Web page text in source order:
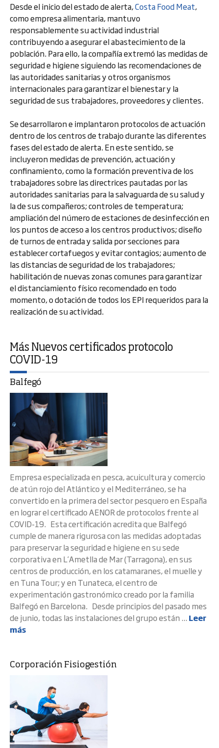
Desde el inicio del estado de alerta,Costa Food Meat,
como empresa alimentaria, mantuvo
responsablemente su actividad industrial
contribuyendo a asegurar el abastecimiento de la
población. Para ello, la compañía extremó las medidas de
seguridad e higiene siguiendo las recomendaciones de
las autoridades sanitarias y otros organismos
internacionales para garantizar el bienestar y la
seguridad de sus trabajadores, proveedores y clientes.
Se desarrollaron e implantaron protocolos de actuación
dentro de los centros de trabajo durante las diferentes
fases del estado de alerta. En este sentido, se
incluyeron medidas de prevención, actuación y
confinamiento, como la formación preventiva de los
trabajadores sobre las directrices pautadas por las
autoridades sanitarias para la salvaguarda de su salud y
la de sus compañeros; controles de temperatura;
ampliación del número de estaciones de desinfección en
los puntos de acceso a los centros productivos; diseño
de turnos de entrada y salida por secciones para
establecer cortafuegos y evitar contagios; aumento de
las distancias de seguridad de los trabajadores;
habilitación de nuevas zonas comunes para garantizar
el distanciamiento físico recomendado en todo
momento, o dotación de todos los EPI requeridos para la
realización de su actividad.
Más Nuevos certificados protocolo
COVID-19
Balfegó
Empresa especializada en pesca, acuicultura y comercio
de atún rojo del Atlántico y el Mediterráneo, se ha
convertido en la primera del sector pesquero en España
en lograr el certificado AENOR de protocolos frente al
COVID-19. Esta certificación acredita que Balfegó
cumple de manera rigurosa con las medidas adoptadas
para preservar la seguridad e higiene en su sede
corporativa en L’Ametlla de Mar (Tarragona), en sus
centros de producción, en los catamaranes, el muelle y
en Tuna Tour; y en Tunateca, el centro de
experimentación gastronómico creado por la familia
Balfegó en Barcelona. Desde principios del pasado mes
de junio, todas las instalaciones del grupo están ... Leer
más
Corporación Fisiogestión